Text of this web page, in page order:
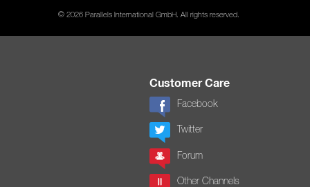
© 2026 Parallels International GmbH. All rights reserved.
Customer Care
Facebook
Twitter
Forum
Other Channels